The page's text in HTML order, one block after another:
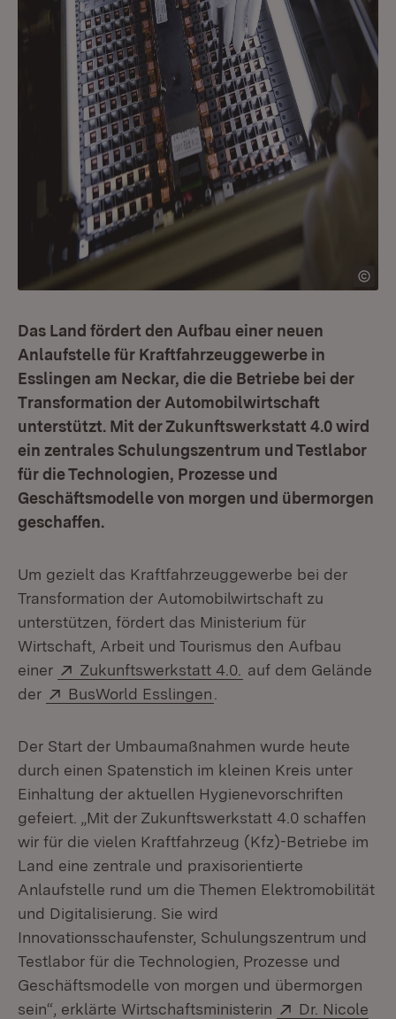
Das Land fördert den Aufbau einer neuen
Anlaufstelle für Kraftfahrzeuggewerbe in
Esslingen am Neckar, die die Betriebe bei der
Transformation der Automobilwirtschaft
unterstützt. Mit der Zukunftswerkstatt 4.0 wird
ein zentrales Schulungszentrum und Testlabor
für die Technologien, Prozesse und
Geschäftsmodelle von morgen und übermorgen
geschaffen.
Um gezielt das Kraftfahrzeuggewerbe bei der
Transformation der Automobilwirtschaft zu
unterstützen, fördert das Ministerium für
Wirtschaft, Arbeit und Tourismus den Aufbau
einer
Extern:
Zukunftswerkstatt 4.0. (Öffnet in neuem
auf dem Gelände
der
Extern:
BusWorld Esslingen
Der Start der Umbaumaßnahmen wurde heute
durch einen Spatenstich im kleinen Kreis unter
Einhaltung der aktuellen Hygienevorschriften
gefeiert. „Mit der Zukunftswerkstatt 4.0 schaffen
wir für die vielen Kraftfahrzeug (Kfz)-Betriebe im
Land eine zentrale und praxisorientierte
Anlaufstelle rund um die Themen Elektromobilität
und Digitalisierung. Sie wird
Innovationsschaufenster, Schulungszentrum und
Testlabor für die Technologien, Prozesse und
Geschäftsmodelle von morgen und übermorgen
sein“, erklärte Wirtschaftsministerin
Extern:
Dr. Nicole